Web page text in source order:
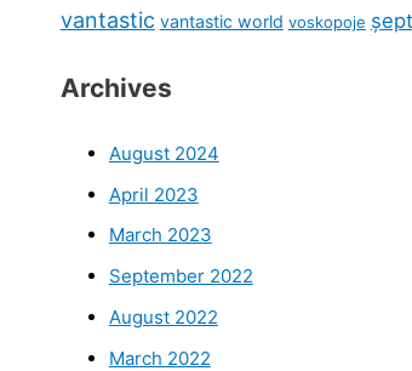
vantastic vantastic world voskopoje
Archives
August 2024
April 2023
March 2023
September 2022
August 2022
March 2022